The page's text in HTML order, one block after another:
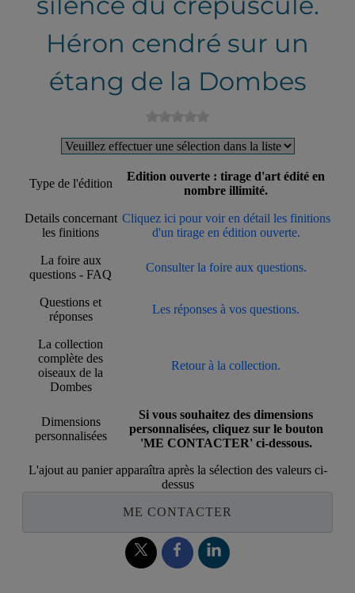
Héron cendré sur un
étang de la Dombes
Type de l'édition
Edition ouverte : tirage d'art édité en
nombre illimité.
Details concernant
les finitions
Cliquez ici pour voir en détail les finitions
d'un tirage en édition ouverte.
La foire aux
questions - FAQ
Consulter la foire aux questions.
Questions et
réponses
Les réponses à vos questions.
La collection
complète des
oiseaux de la
Dombes
Retour à la collection.
Dimensions
personnalisées
Si vous souhaitez des dimensions
personnalisées, cliquez sur le bouton
'ME CONTACTER' ci-dessous.
L'ajout au panier apparaîtra après la sélection des valeurs ci-
dessus
ME CONTACTER